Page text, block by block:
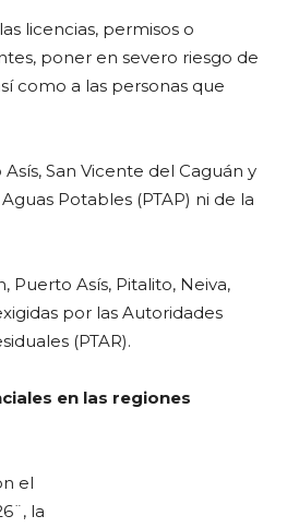
licencias, permisos o
poner en severo riesgo de
como a las personas que
San Vicente del Caguán y
Potables (PTAP) ni de la
Puerto Asís, Pitalito, Neiva,
por las Autoridades
(PTAR).
en las regiones
el
la